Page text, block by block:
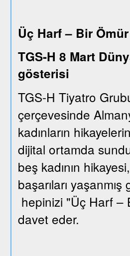
Üç Harf – Bir
TGS-H 8 Mart
gösterisi
TGS-H Tiyatro
çerçevesinde
kadınların
dijital ortamda
beş kadının
başarıları
hepinizi "Üç Harf –
davet eder.